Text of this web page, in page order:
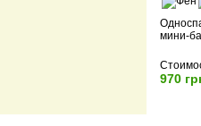
мини-
970